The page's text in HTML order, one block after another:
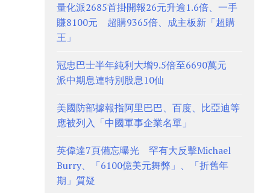
量化派2685首掛開報26元升逾1.6倍、一手
賺8100元 超購9365倍、成主板新「超購
王」
冠忠巴士半年純利大增9.5倍至6690萬元
派中期息連特別股息10仙
美國防部據報指阿里巴巴、百度、比亞迪等
應被列入「中國軍事企業名單」
英偉達7頁備忘曝光 罕有大反擊Michael
Burry、「6100億美元舞弊」、「折舊年
期」質疑